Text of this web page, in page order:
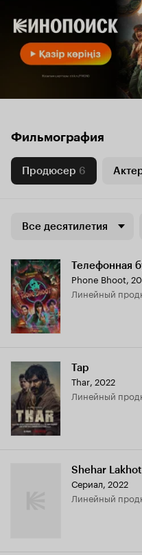
Фильмография
Продюсер 6
Все десятилетия
Телефонная
Phone Bhoot,
линейный
Тар
Thar, 2022
линейный
Shehar Lakhot
Сериал, 2022
линейный